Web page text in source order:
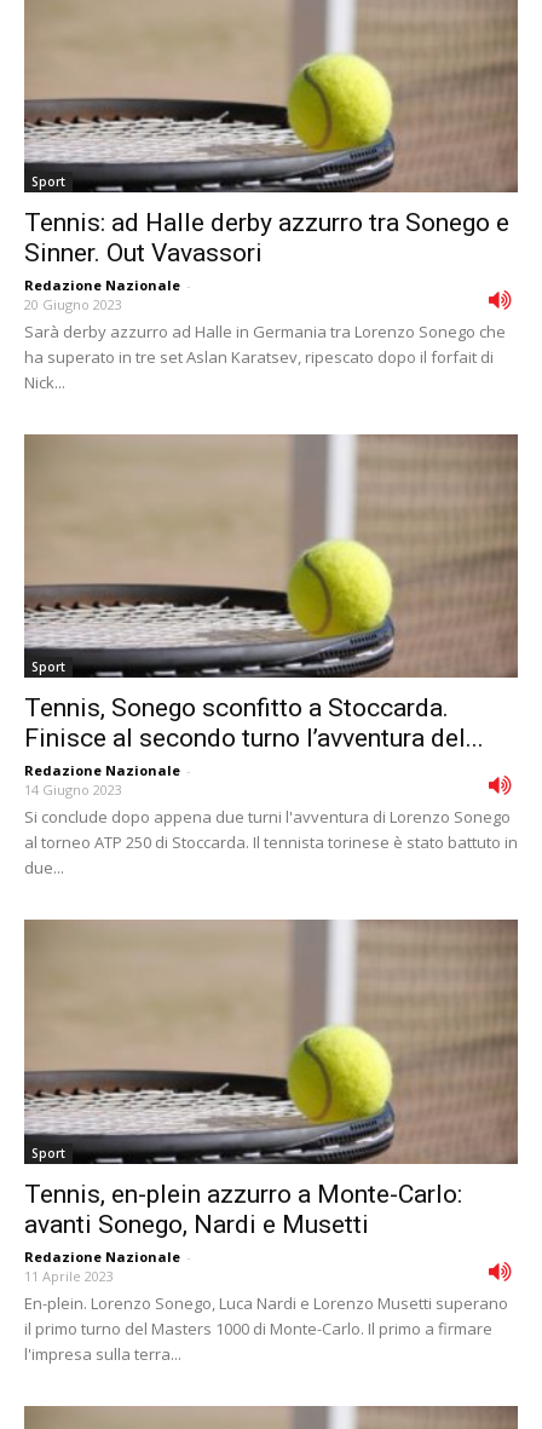
Sport
Tennis: ad Halle derby azzurro tra Sonego e
Sinner. Out Vavassori
Redazione Nazionale -
20 Giugno 2023
Sarà derby azzurro ad Halle in Germania tra Lorenzo Sonego che
ha superato in tre set Aslan Karatsev, ripescato dopo il forfait di
Nick...
Sport
Tennis, Sonego sconfitto a Stoccarda.
Finisce al secondo turno l’avventura del...
Redazione Nazionale -
14 Giugno 2023
Si conclude dopo appena due turni l'avventura di Lorenzo Sonego
al torneo ATP 250 di Stoccarda. Il tennista torinese è stato battuto in
due...
Sport
Tennis, en-plein azzurro a Monte-Carlo:
avanti Sonego, Nardi e Musetti
Redazione Nazionale -
11 Aprile 2023
En-plein. Lorenzo Sonego, Luca Nardi e Lorenzo Musetti superano
il primo turno del Masters 1000 di Monte-Carlo. Il primo a firmare
l'impresa sulla terra...